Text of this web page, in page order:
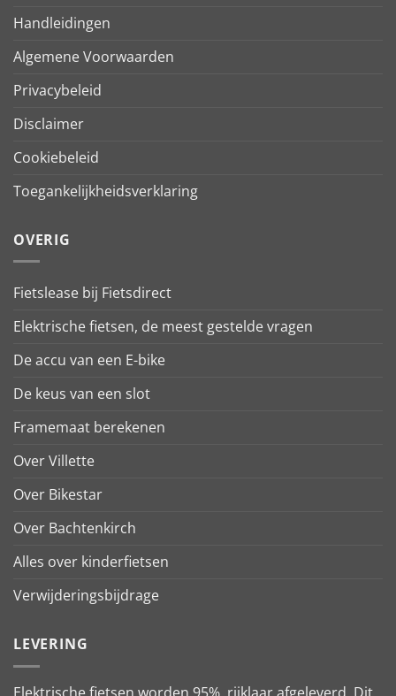
Handleidingen
Algemene Voorwaarden
Privacybeleid
Disclaimer
Cookiebeleid
Toegankelijkheidsverklaring
OVERIG
Fietslease bij Fietsdirect
Elektrische fietsen, de meest gestelde vragen
De accu van een E-bike
De keus van een slot
Framemaat berekenen
Over Villette
Over Bikestar
Over Bachtenkirch
Alles over kinderfietsen
Verwijderingsbijdrage
LEVERING